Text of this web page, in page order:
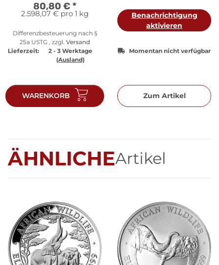
80,80 € *
2.598,07 € pro 1 kg
Differenzbesteuerung nach §
25a USTG , zzgl. Versand
Lieferzeit:
2 - 3 Werktage
(Ausland)
WARENKORB
Benachrichtigung
aktivieren
Momentan nicht verfügbar
Zum Artikel
ÄHNLICHEArtikel